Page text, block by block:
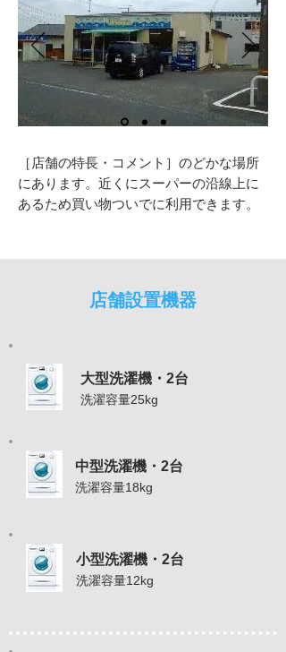
［店舗の特長・コメント］のどかな場所
にあります。近くにスーパーの沿線上に
あるため買い物ついでに利用できます。
店舗設置機器
大型洗濯機・2台
洗濯容量25kg
中型洗濯機・2台
洗濯容量18kg
小型洗濯機・2台
洗濯容量12kg